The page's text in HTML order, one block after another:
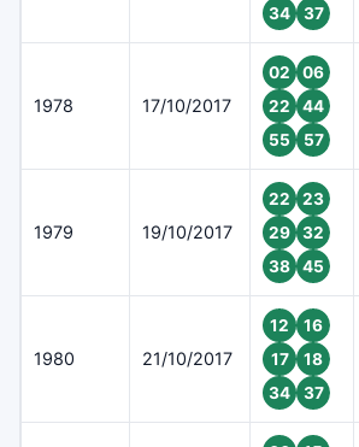
34
37
1978 17/10/2017
02
06
22
44
55
57
1979 19/10/2017
22
23
29
32
38
45
1980 21/10/2017
12
16
17
18
34
37